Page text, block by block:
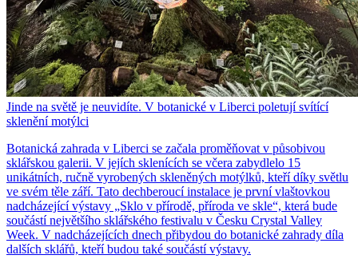
Jinde na světě je neuvidíte. V botanické v Liberci poletují svítící
sklenění motýlci
Botanická zahrada v Liberci se začala proměňovat v působivou
sklářskou galerii. V jejích sklenících se včera zabydlelo 15
unikátních, ručně vyrobených skleněných motýlků, kteří díky světlu
ve svém těle září. Tato dechberoucí instalace je první vlaštovkou
nadcházející výstavy „Sklo v přírodě, příroda ve skle“, která bude
součástí největšího sklářského festivalu v Česku Crystal Valley
Week. V nadcházejících dnech přibydou do botanické zahrady díla
dalších sklářů, kteří budou také součástí výstavy.